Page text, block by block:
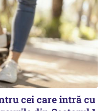
cei care intră cu